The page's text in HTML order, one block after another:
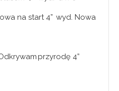
na start 4” wyd. Nowa
przyrodę 4”